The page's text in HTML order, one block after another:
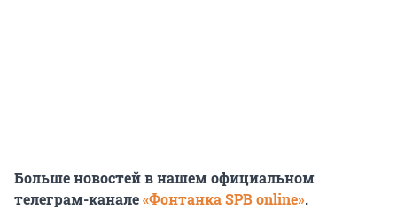
Больше новостей в нашем официальном
телеграм-канале«Фонтанка SPB online».